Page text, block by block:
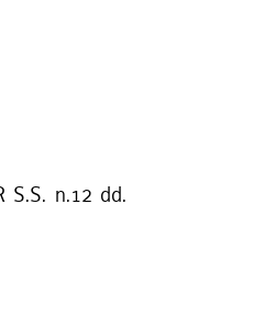
S.S. n.12 dd.